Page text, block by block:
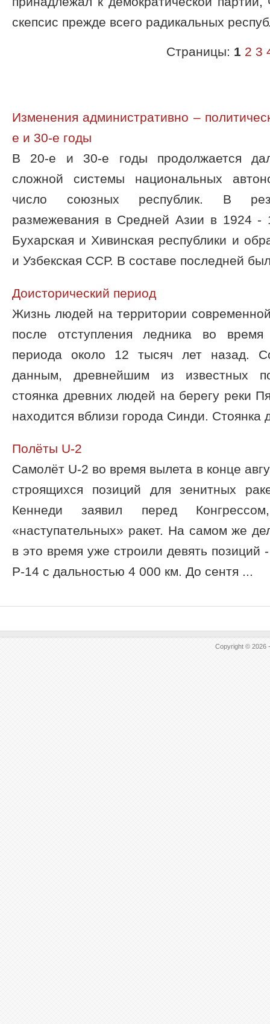
скепсис прежде всего радикальных
Страницы: 1 2 3
Изменения административно –
е и 30-е годы
В 20-е и 30-е годы продолжается
сложной системы национальных
число союзных республик. В
размежевания в Средней Азии в 1924 -
Бухарская и Хивинская республики и
и Узбекская ССР. В составе последней
Доисторический период
Жизнь людей на территории
после отступления ледника во время
периода около 12 тысяч лет назад.
данным, древнейшим из известных
стоянка древних людей на берегу реки
находится вблизи города Синди. Стоянка
Полёты U-2
Самолёт U-2 во время вылета в конце
строящихся позиций для зенитных
Кеннеди заявил перед
«наступательных» ракет. На самом же
в это время уже строили девять
Р-14 с дальностью 4 000 км. До сентя ...
Copyright © 2026